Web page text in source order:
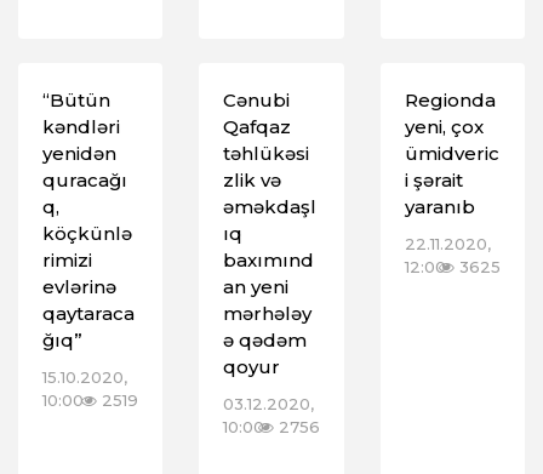
“Bütün
kəndləri
yenidən
quracağı
q,
köçkünlə
rimizi
evlərinə
qaytaraca
ğıq”
15.10.2020,
10:00
2519
Cənubi
Qafqaz
təhlükəsi
zlik və
əməkdaşl
ıq
baxımınd
an yeni
mərhələy
ə qədəm
qoyur
03.12.2020,
10:00 2756
Regionda
yeni, çox
ümidveric
i şərait
yaranıb
22.11.2020,
12:00 3625